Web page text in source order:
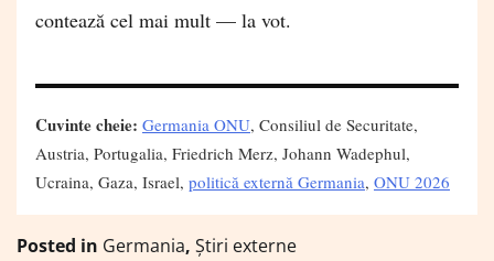
contează cel mai mult — la vot.
Cuvinte cheie: Germania ONU, Consiliul de Securitate,
Austria, Portugalia, Friedrich Merz, Johann Wadephul,
Ucraina, Gaza, Israel, politică externă Germania, ONU 2026
Posted in Germania, Știri externe